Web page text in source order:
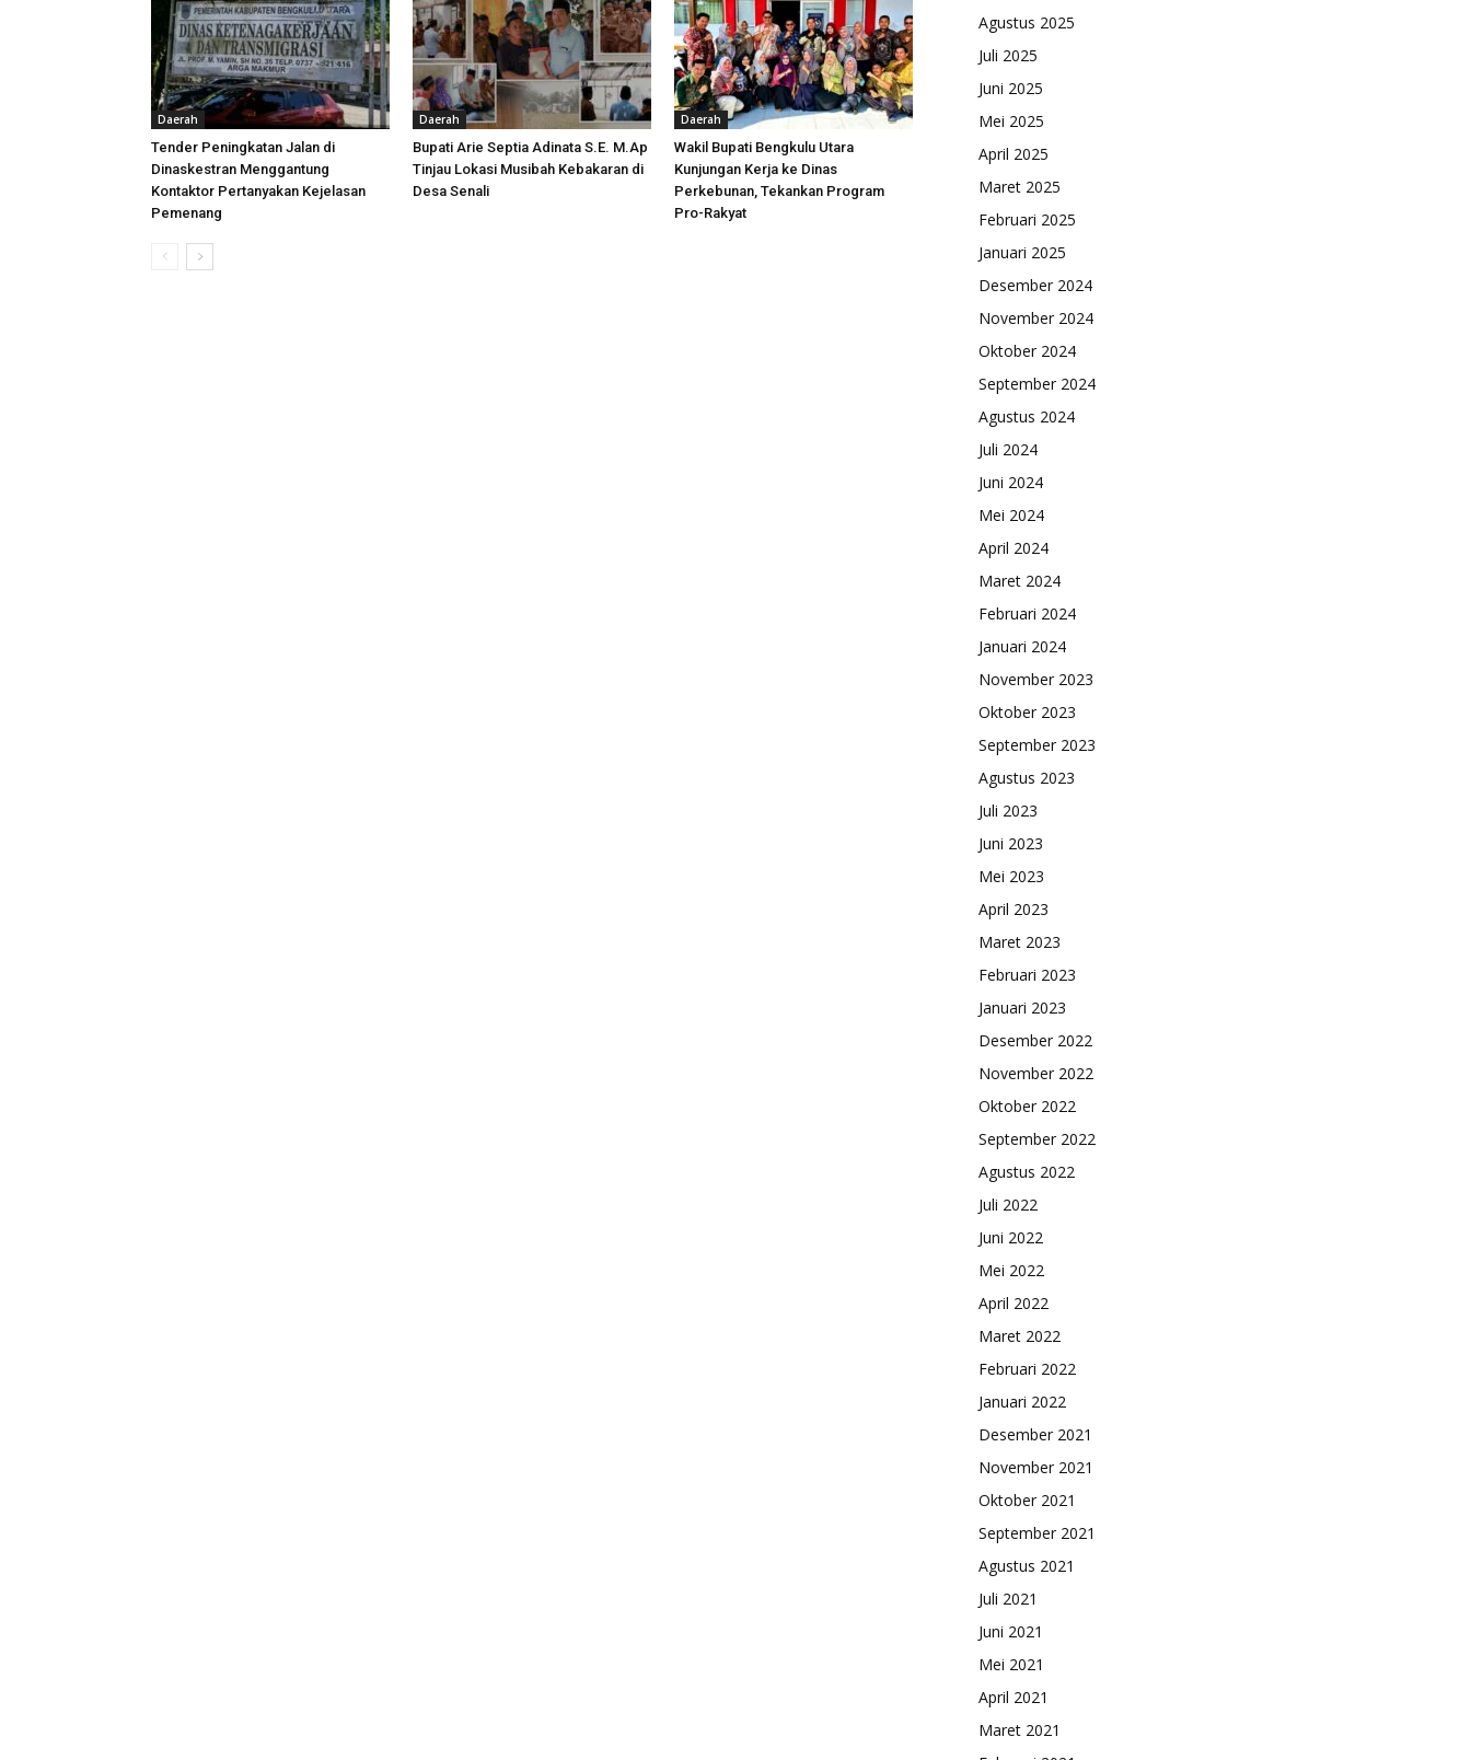
Daerah
Tender Peningkatan Jalan di
Dinaskestran Menggantung
Kontaktor Pertanyakan Kejelasan
Pemenang
Daerah
Bupati Arie Septia Adinata S.E. M.Ap
Tinjau Lokasi Musibah Kebakaran di
Desa Senali
Daerah
Wakil Bupati Bengkulu Utara
Kunjungan Kerja ke Dinas
Perkebunan, Tekankan Program
Pro-Rakyat
Agustus 2025
Juli 2025
Juni 2025
Mei 2025
April 2025
Maret 2025
Februari 2025
Januari 2025
Desember 2024
November 2024
Oktober 2024
September 2024
Agustus 2024
Juli 2024
Juni 2024
Mei 2024
April 2024
Maret 2024
Februari 2024
Januari 2024
November 2023
Oktober 2023
September 2023
Agustus 2023
Juli 2023
Juni 2023
Mei 2023
April 2023
Maret 2023
Februari 2023
Januari 2023
Desember 2022
November 2022
Oktober 2022
September 2022
Agustus 2022
Juli 2022
Juni 2022
Mei 2022
April 2022
Maret 2022
Februari 2022
Januari 2022
Desember 2021
November 2021
Oktober 2021
September 2021
Agustus 2021
Juli 2021
Juni 2021
Mei 2021
April 2021
Maret 2021